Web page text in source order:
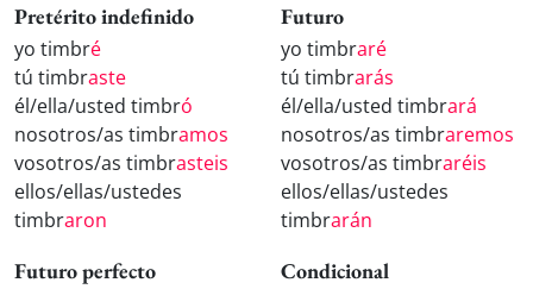
Pretérito indefinido
yo timbré
tú timbraste
él/ella/usted timbró
nosotros/as timbramos
vosotros/as timbrasteis
ellos/ellas/ustedes
timbraron
Futuro
yo timbraré
tú timbrarás
él/ella/usted timbrará
nosotros/as timbraremos
vosotros/as timbraréis
ellos/ellas/ustedes
timbrarán
Futuro perfecto Condicional